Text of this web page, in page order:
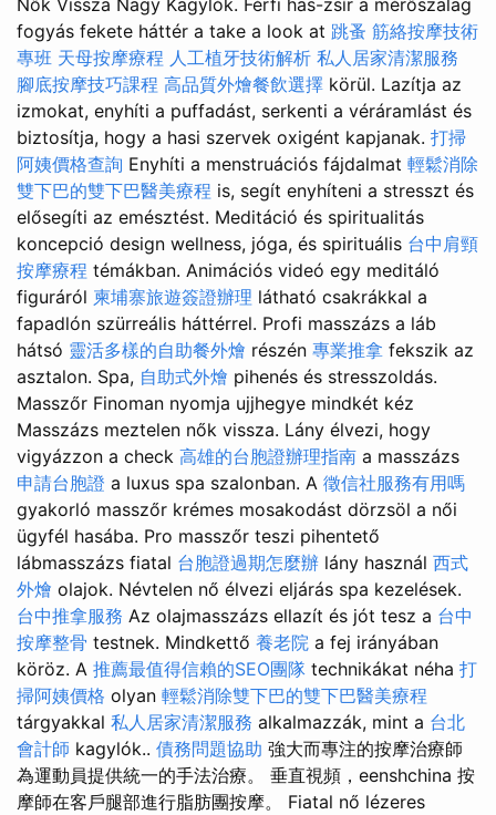
fogyás fekete háttér a take a look at 跳蚤 筋絡按摩技術
專班 天母按摩療程 人工植牙技術解析 私人居家清潔服務
腳底按摩技巧課程 高品質外燴餐飲選擇 körül. Lazítja az
izmokat, enyhíti a puffadást, serkenti a véráramlást és
biztosítja, hogy a hasi szervek oxigént kapjanak. 打掃
阿姨價格查詢 Enyhíti a menstruációs fájdalmat 輕鬆消除
雙下巴的雙下巴醫美療程 is, segít enyhíteni a stresszt és
elősegíti az emésztést. Meditáció és spiritualitás
koncepció design wellness, jóga, és spirituális 台中肩頸
按摩療程 témákban. Animációs videó egy meditáló
figuráról 柬埔寨旅遊簽證辦理 látható csakrákkal a
fapadlón szürreális háttérrel. Profi masszázs a láb
hátsó 靈活多樣的自助餐外燴 részén 專業推拿 fekszik az
asztalon. Spa, 自助式外燴 pihenés és stresszoldás.
Masszőr Finoman nyomja ujjhegye mindkét kéz
Masszázs meztelen nők vissza. Lány élvezi, hogy
vigyázzon a check 高雄的台胞證辦理指南 a masszázs
申請台胞證 a luxus spa szalonban. A 徵信社服務有用嗎
gyakorló masszőr krémes mosakodást dörzsöl a női
ügyfél hasába. Pro masszőr teszi pihentető
lábmasszázs fiatal 台胞證過期怎麼辦 lány használ 西式
外燴 olajok. Névtelen nő élvezi eljárás spa kezelések.
台中推拿服務 Az olajmasszázs ellazít és jót tesz a 台中
按摩整骨 testnek. Mindkettő 養老院 a fej irányában
köröz. A 推薦最值得信賴的SEO團隊 technikákat néha 打
掃阿姨價格 olyan 輕鬆消除雙下巴的雙下巴醫美療程
tárgyakkal 私人居家清潔服務 alkalmazzák, mint a 台北
會計師 kagylók.. 債務問題協助 強大而專注的按摩治療師
為運動員提供統一的手法治療。 垂直視頻，eenshchina 按
摩師在客戶腿部進行脂肪團按摩。 Fiatal nő lézeres